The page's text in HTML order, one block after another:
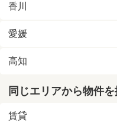
香川
愛媛
高知
同じエリアから物件
賃貸